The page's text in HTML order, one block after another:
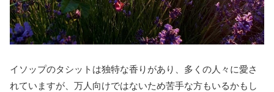
イソップのタシットは独特な香りがあり、多くの人々に愛さ
れていますが、万人向けではないため苦手な方もいるかもし